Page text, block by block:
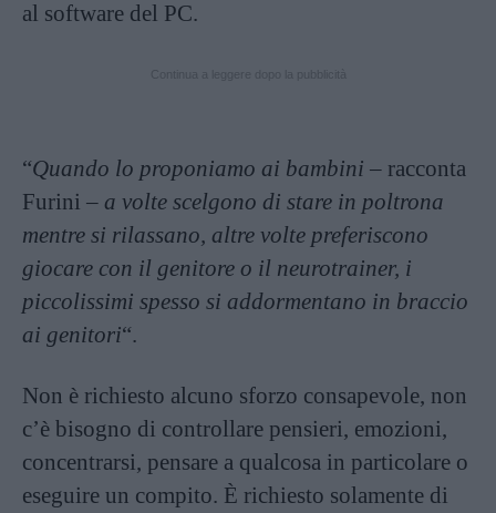
al software del PC.
“Quando lo proponiamo ai bambini – racconta
Furini – a volte scelgono di stare in poltrona
mentre si rilassano, altre volte preferiscono
giocare con il genitore o il neurotrainer, i
piccolissimi spesso si addormentano in braccio
ai genitori“.
Non è richiesto alcuno sforzo consapevole, non
c’è bisogno di controllare pensieri, emozioni,
concentrarsi, pensare a qualcosa in particolare o
eseguire un compito. È richiesto solamente di